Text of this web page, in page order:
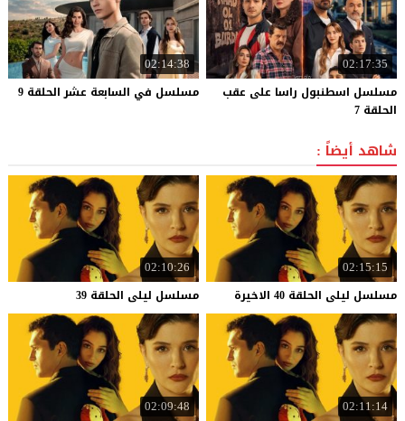
02:17:35
مسلسل اسطنبول راسا على عقب
الحلقة 7
02:14:38
مسلسل في السابعة عشر الحلقة 9
شاهد أيضاً :
02:15:15
مسلسل ليلى الحلقة 40 الاخيرة
02:10:26
مسلسل ليلى الحلقة 39
02:11:14
02:09:48